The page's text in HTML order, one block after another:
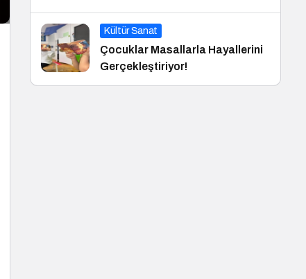
Kültür Sanat
Çocuklar Masallarla Hayallerini
Gerçekleştiriyor!